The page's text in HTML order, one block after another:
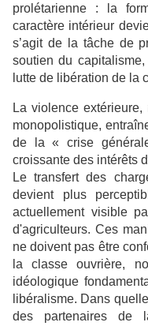
prolétarienne : la
caractère intérieur
s’agit de la tâche de
soutien du
lutte de libération de la
La violence
monopolistique,
de la « crise
croissante des intérêts
Le transfert des
devient plus
actuellement visible
d'agriculteurs.Ces
ne doivent pas être
la classe ouvrière,
idéologique
libéralisme. Dans
des partenaires de